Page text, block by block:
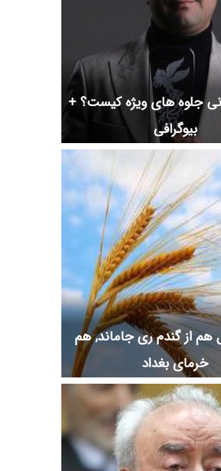
جلوه های ویژه کیست؟ +
بیوگرافی
هم از گندم ری جاماند, هم
خرمای بغداد